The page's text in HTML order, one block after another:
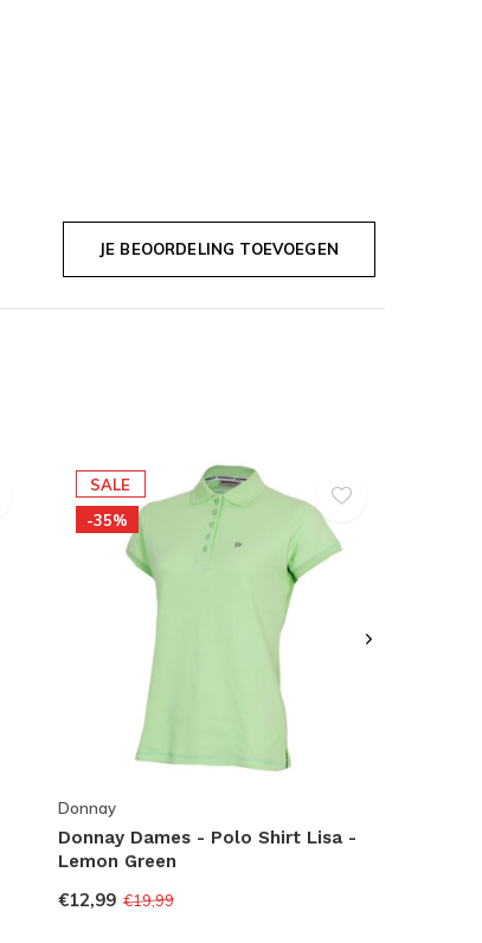
JE BEOORDELING TOEVOEGEN
SALE
-35%
Donnay
Donnay Dames - Polo Shirt Lisa -
Lemon Green
€12,99 €19,99